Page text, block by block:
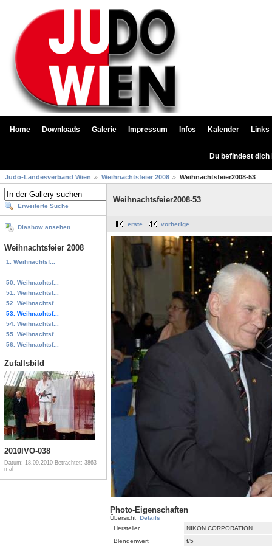
Home Downloads Galerie Impressum Infos Kalender Links
Du befindest
Judo-Landesverband Wien Weihnachtsfeier 2008 Weihnachtsfeier2008-53
Erweiterte Suche
Diashow ansehen
Weihnachtsfeier 2008
1. Weihnachtsf...
50. Weihnachtsf...
51. Weihnachtsf...
52. Weihnachtsf...
53. Weihnachtsf...
54. Weihnachtsf...
55. Weihnachtsf...
56. Weihnachtsf...
Zufallsbild
2010IVO-038
Datum: 18.09.2010 Betrachtet: 3863
mal
Weihnachtsfeier2008-53
erste vorherige
Photo-Eigenschaften
Übersicht Details
Hersteller
NIKON CORPORATION
Blendenwert
f/5